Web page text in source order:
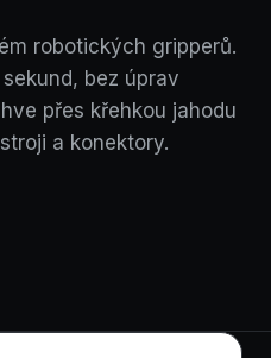
robotických gripperů.
bez úprav
přes křehkou jahodu
a konektory.